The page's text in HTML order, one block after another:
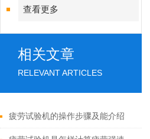
查看更多
相关文章
RELEVANT ARTICLES
疲劳试验机的操作步骤及能介绍